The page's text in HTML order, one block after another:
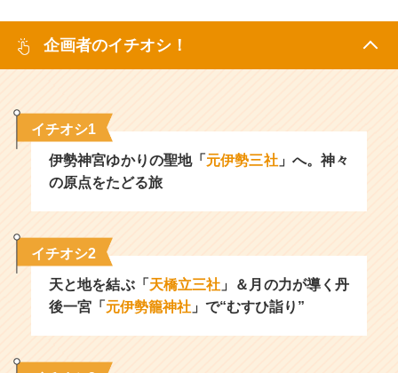
企画者のイチオシ！
イチオシ1
伊勢神宮ゆかりの聖地「 元伊勢三社」へ。神々
の原点をたどる旅
イチオシ2
天と地を結ぶ「 天橋立三社 」＆月の力が導く丹
後一宮「 元伊勢籠神社 」で“むすひ詣り”